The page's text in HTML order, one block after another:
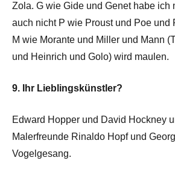
Zola. G wie Gide und Genet habe ich
auch nicht P wie Proust und Poe und
M wie Morante und Miller und Mann
und Heinrich und Golo) wird maulen.
9. Ihr Lieblingskünstler?
Edward Hopper und David Hockney
Malerfreunde Rinaldo Hopf und
Vogelgesang.